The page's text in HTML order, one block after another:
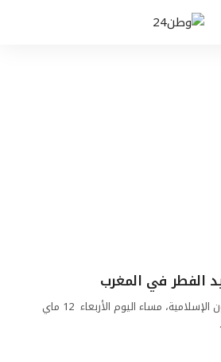
الفطر في المغرب
أعلنت وزارة الأوقاف والشؤون الإسلامية، مساء اليوم الأربعاء 12 ماي